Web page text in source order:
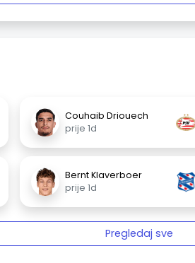
Couhaib Driouech
prije 1d
Bernt Klaverboer
prije 1d
Pregledaj sve